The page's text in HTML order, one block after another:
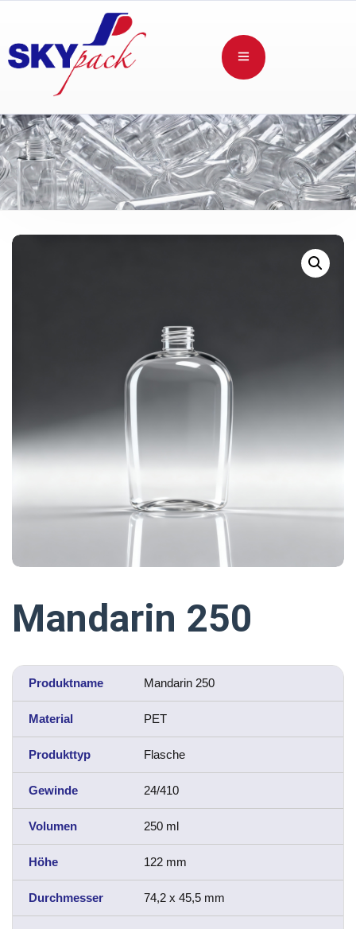
Mandarin 250
Produktname Mandarin 250
Material PET
Produkttyp Flasche
Gewinde 24/410
Volumen 250 ml
Höhe 122 mm
Durchmesser 74,2 x 45,5 mm